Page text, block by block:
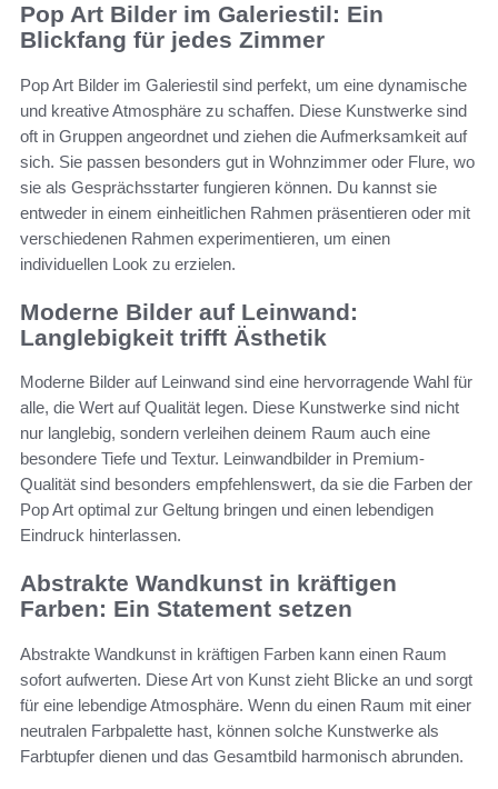
Pop Art Bilder im Galeriestil: Ein
Blickfang für jedes Zimmer
Pop Art Bilder im Galeriestil sind perfekt, um eine dynamische
und kreative Atmosphäre zu schaffen. Diese Kunstwerke sind
oft in Gruppen angeordnet und ziehen die Aufmerksamkeit auf
sich. Sie passen besonders gut in Wohnzimmer oder Flure, wo
sie als Gesprächsstarter fungieren können. Du kannst sie
entweder in einem einheitlichen Rahmen präsentieren oder mit
verschiedenen Rahmen experimentieren, um einen
individuellen Look zu erzielen.
Moderne Bilder auf Leinwand:
Langlebigkeit trifft Ästhetik
Moderne Bilder auf Leinwand sind eine hervorragende Wahl für
alle, die Wert auf Qualität legen. Diese Kunstwerke sind nicht
nur langlebig, sondern verleihen deinem Raum auch eine
besondere Tiefe und Textur. Leinwandbilder in Premium-
Qualität sind besonders empfehlenswert, da sie die Farben der
Pop Art optimal zur Geltung bringen und einen lebendigen
Eindruck hinterlassen.
Abstrakte Wandkunst in kräftigen
Farben: Ein Statement setzen
Abstrakte Wandkunst in kräftigen Farben kann einen Raum
sofort aufwerten. Diese Art von Kunst zieht Blicke an und sorgt
für eine lebendige Atmosphäre. Wenn du einen Raum mit einer
neutralen Farbpalette hast, können solche Kunstwerke als
Farbtupfer dienen und das Gesamtbild harmonisch abrunden.